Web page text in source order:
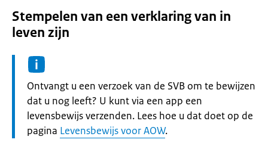
Stempelen van een verklaring van in
leven zijn
Informatie:
Ontvangt u een verzoek van de SVB om te bewijzen
dat u nog leeft? U kunt via een app een
levensbewijs verzenden. Lees hoe u dat doet op de
pagina Levensbewijs voor AOW.